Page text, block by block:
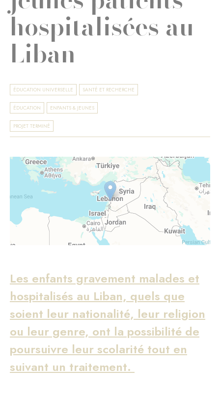
hospitalisées au
Liban
ÉDUCATION UNIVERSELLE SANTÉ ET RECHERCHE
ÉDUCATION ENFANTS & JEUNES
PROJET TERMINÉ
Les enfants gravement malades et
hospitalisés au Liban, quels que
soient leur nationalité, leur religion
ou leur genre, ont la possibilité de
poursuivre leur scolarité tout en
suivant un traitement.